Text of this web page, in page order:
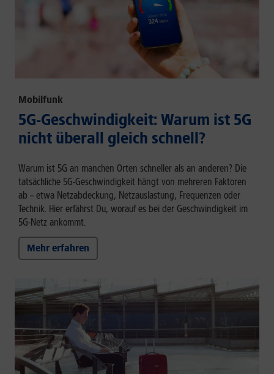
Mobilfunk
5G-Geschwindigkeit: Warum ist 5G
nicht überall gleich schnell?
Warum ist 5G an manchen Orten schneller als an anderen? Die
tatsächliche 5G-Geschwindigkeit hängt von mehreren Faktoren
ab – etwa Netzabdeckung, Netzauslastung, Frequenzen oder
Technik. Hier erfährst Du, worauf es bei der Geschwindigkeit im
5G-Netz ankommt.
Mehr erfahren